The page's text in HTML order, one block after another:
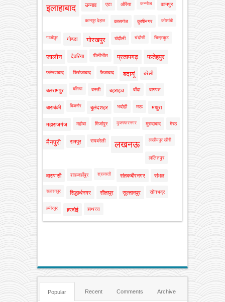
इलाहाबाद उन्नाव एटा औरैया कन्नौज कानपुर
कानपुर देहात कासगंज कुशीनगर कौशांबी
गाजीपुर गोण्डा गोरखपुर चंदौली चंदौसी चित्रकूट
जालौन देवरिया पीलीभीत प्रतापगढ़ फतेहपुर
फर्रुखाबाद फिरोजाबाद फैजाबाद बदायूं बरेली
बलरामपुर बलिया बस्ती बहराइच बाँदा बागपत
बाराबंकी बिजनौर बुलंदशहर भदोही मऊ मथुरा
महाराजगंज महोबा मिर्जापुर मुजफ्फरनगर मुरादाबाद मेरठ
मैनपुरी रामपुर रायबरेली लखनऊ लखीमपुर खीरी
ललितपुर
वाराणसी शाहजहाँपुर श्रावस्ती संतकबीरनगर संभल
सहारनपुर सिद्धार्थनगर सीतापुर सुल्तानपुर सोनभद्र
हमीरपुर हरदोई हाथरस
Popular Recent Comments Archive